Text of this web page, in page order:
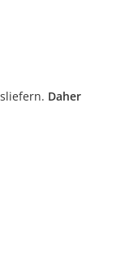
Daher